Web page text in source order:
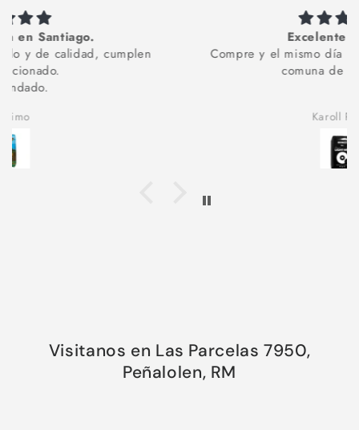
Compre y el mismo día recibí mi pedido en la
Visitanos en Las Parcelas 7950,
Peñalolen, RM